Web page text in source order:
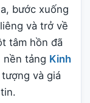
bước xuống
và trở về
tâm hồn đã
nền tảng Kinh
và giá